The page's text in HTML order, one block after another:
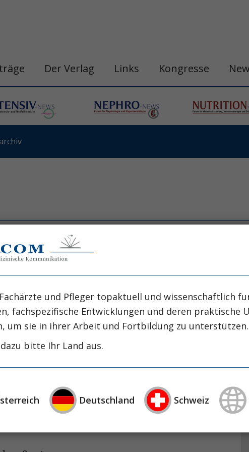
Der Verlag Links Kongresse
Grgic
TX: Wo stehen wir?
Dr. Thomas Wekerle
Posttransplant Diabetes sowie deren
und Pfleger topaktuell und wissenschaftlich
fachspezifische Entwicklungen und deren praktische
um sie in ihrer Arbeit und Fortbildung zu unterstützen.
bitte Ihr Land aus.
Deutschland Schweiz